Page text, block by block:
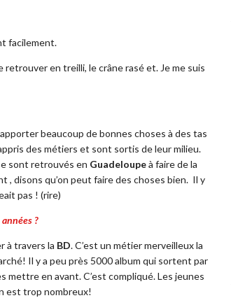
facilement.
retrouver en treilli, le crâne rasé et. Je me suis
beaucoup de bonnes choses à des tas
des métiers et sont sortis deleur milieu.
sont retrouvés en Guadeloupeà faire de la
, disons qu’on peut faire des choses bien. Il y
t pas ! (rire)
?
à travers la BD. C’est un métier merveilleux la
Il y a peu près 5000 album qui sortent par
mettre en avant. C’est compliqué. Les jeunes
est trop nombreux!